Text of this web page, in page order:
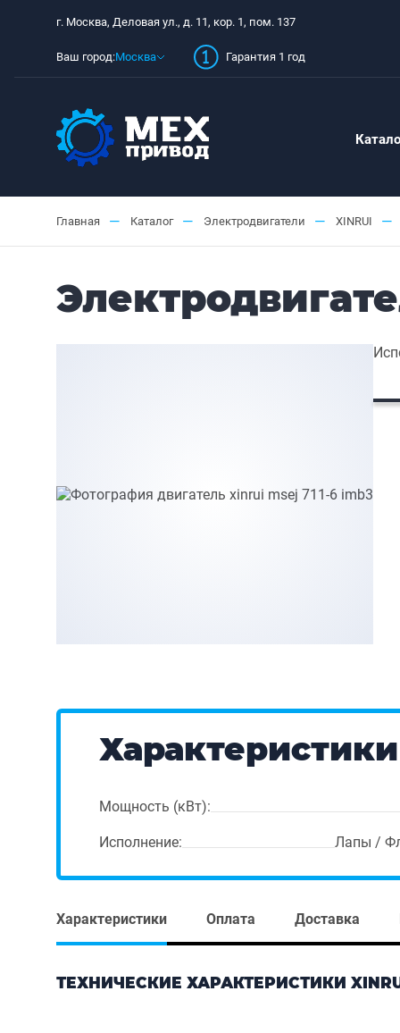
г. Москва, Деловая ул., д. 11, кор. 1, пом. 137
Ваш город:Москва Гарантия 1 год
Главная — Каталог — Электродвигатели — XINRUI —
Характеристики
Мощность (кВт):
Исполнение: Лапы /
Характеристики Оплата Доставка
ТЕХНИЧЕСКИЕ ХАРАКТЕРИСТИКИ XINRUI